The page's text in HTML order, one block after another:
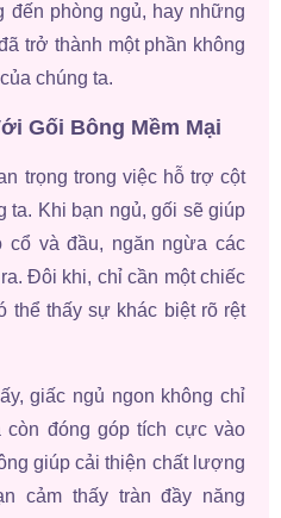
đến phòng ngủ, hay những
trở thành một phần không
chúng ta.
Gối Bông Mềm Mại
trọng trong việc hỗ trợ cột
ta. Khi bạn ngủ, gối sẽ giúp
cổ và đầu, ngăn ngừa các
Đôi khi, chỉ cần một chiếc
thể thấy sự khác biệt rõ rệt
giấc ngủ ngon không chỉ
đóng góp tích cực vào
giúp cải thiện chất lượng
cảm thấy tràn đầy năng